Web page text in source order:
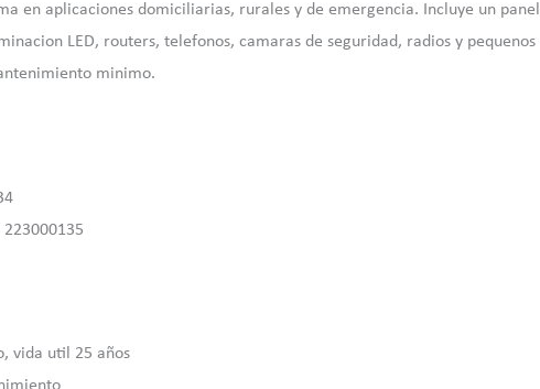
en aplicaciones domiciliarias, rurales y de emergencia. Incluye un
LED, routers, telefonos, camaras de seguridad, radios y
minimo.
vida util 25 años